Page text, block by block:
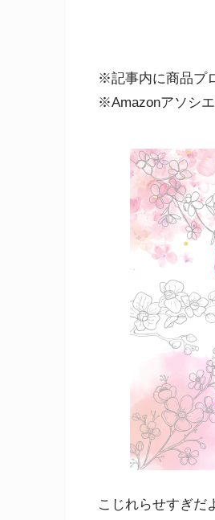
※記事内に商品プ
※Amazonアソシエ
こじれらせすぎだ